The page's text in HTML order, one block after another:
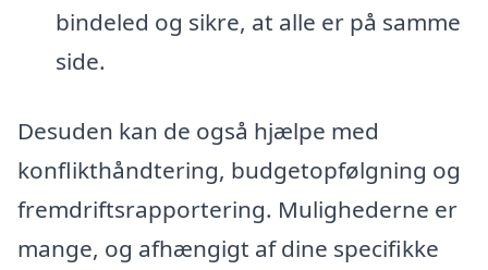
bindeled og sikre, at alle er på samme
side.
Desuden kan de også hjælpe med
konflikthåndtering, budgetopfølgning og
fremdriftsrapportering. Mulighederne er
mange, og afhængigt af dine specifikke